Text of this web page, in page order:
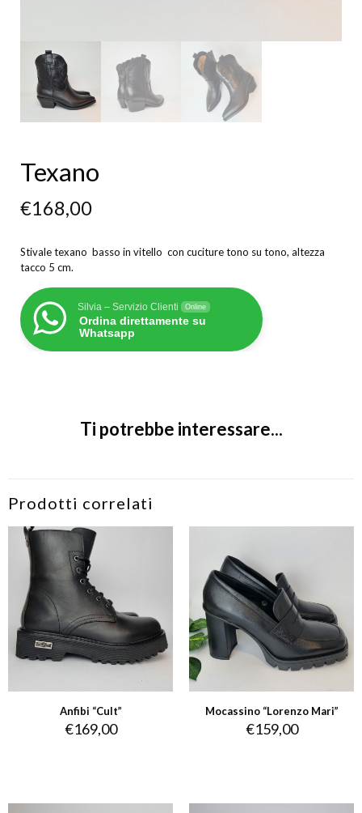
Texano
€168,00
Stivale texano basso in vitello con cuciture tono su tono, altezza
tacco 5 cm.
Silvia – Servizio Clienti Online
Ordina direttamente su
Whatsapp
Ti potrebbe interessare...
Prodotti correlati
Anfibi “Cult”
€169,00
Mocassino “Lorenzo Mari”
€159,00